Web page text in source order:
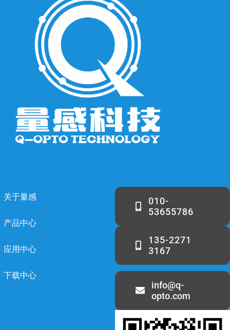
关于量感
产品中心
应用中心
下载中心
010-
53655786
135-2271
3167
info@q-
opto.com